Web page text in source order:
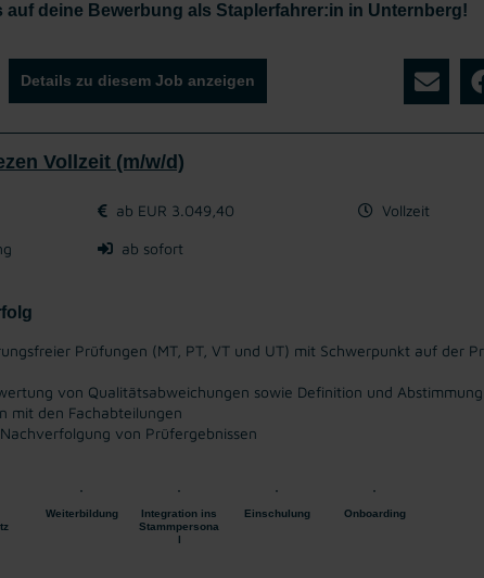
auf deine Bewerbung als Staplerfahrer:in in Unternberg!
Details zu diesem Job anzeigen
Vollzeit (m/w/d)
ab EUR 3.049,40 Vollzeit
ab sofort
Prüfungen (MT, PT, VT und UT) mit Schwerpunkt auf der
von Qualitätsabweichungen sowie Definition und
mit den Fachabteilungen
von Prüfergebnissen
Weiterbildung
Integration ins
Stammpersona
l
Einschulung Onboarding